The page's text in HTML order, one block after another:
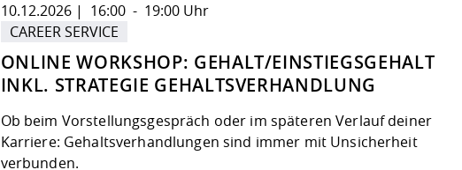
ONLINE WORKSHOP: GEHALT/EINSTIEGSGEHALT
INKL. STRATEGIE GEHALTSVERHANDLUNG
10.12.2026 | 16:00 - 19:00 Uhr
CAREER SERVICE
Ob beim Vorstellungsgespräch oder im späteren Verlauf deiner
Karriere: Gehaltsverhandlungen sind immer mit Unsicherheit
verbunden.